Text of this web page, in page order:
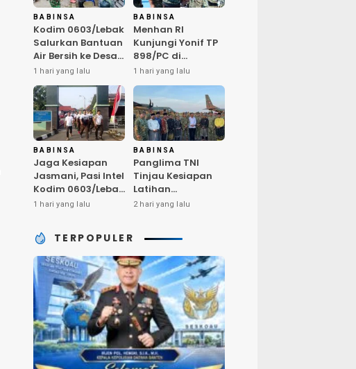
BABINSA
Kodim 0603/Lebak
Salurkan Bantuan
Air Bersih ke Desa
Bungurmekar,
Ringankan Beban
Warga
Terdampak
Kemarau
1 hari yang lalu
BABINSA
Menhan RI
Kunjungi Yonif TP
898/PC di
Kampar,
Tegaskan
Kualitas SDM
Kunci Kekuatan
TNI
1 hari yang lalu
BABINSA
Jaga Kesiapan
Jasmani, Pasi Intel
Kodim 0603/Lebak
Pimpin Pembinaan
1 hari yang lalu
BABINSA
Panglima TNI
Tinjau Kesiapan
Latihan
Terintegrasi TNI
2 hari yang lalu
TERPOPULER